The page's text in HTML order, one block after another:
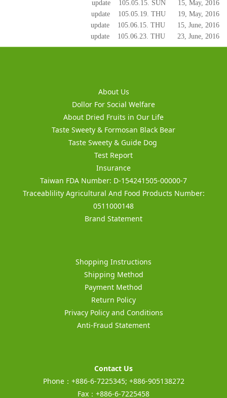
update 105.05.15. SUN 15, May, 2016
update 105.05.19. THU 19, May, 2016
update 105.06.15. THU 15, June, 2016
update 105.06.23. THU 23, June, 2016
About Us
Dollor For Social Welfare
About Dried Fruits in Our Life
Taste Sweety & Formosan Black Bear
Taste Sweety & Guide Dog
Test Report
Insurance
Taiwan FDA Number: D-154241505-00000-7
Traceablility Agricultural And Food Products Number:
0511000148
Brand Statement
Shopping Instructions
Shipping Method
Payment Method
Return Policy
Privacy Policy and Conditions
Anti-Fraud Statement
Contact Us
Phone：+886-6-7225345; +886-905138272
Fax：+886-6-7225458